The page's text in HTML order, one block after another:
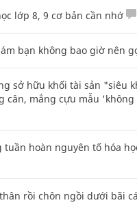
lớp 8, 9 cơ bản cần nhớ
bạn không bao giờ nên
sở hữu khối tài sản "siêu
cân, mắng cựu mẫu 'không
tuần hoàn nguyên tố hóa
rồi chôn ngồi dưới bãi